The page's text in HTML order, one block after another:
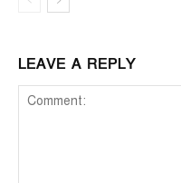
LEAVE A REPLY